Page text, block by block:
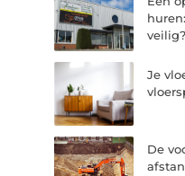
veilig?
Je
De